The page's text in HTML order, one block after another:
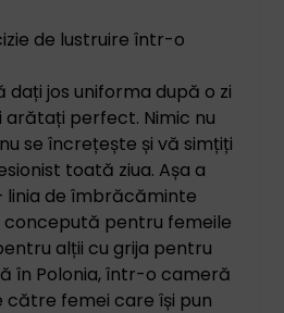
de lustruire într-o
jos uniforma după o zi
arătați perfect. Nimic nu
se încrețește și vă simțiți
toată ziua. Așa a
linia de îmbrăcăminte
concepută pentru femeile
alții cu grija pentru
în Polonia, într-o cameră
către femei care își pun